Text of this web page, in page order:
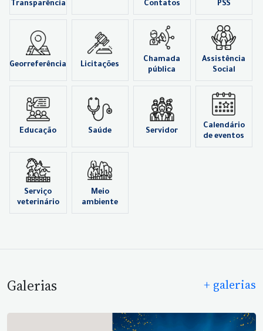
Transparência Contatos PSS
Georreferência Licitações
Chamada
pública
Assistência
Social
Educação Saúde Servidor
Calendário
de eventos
Serviço
veterinário
Meio
ambiente
Galerias + galerias